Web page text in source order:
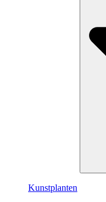
Kunstplanten